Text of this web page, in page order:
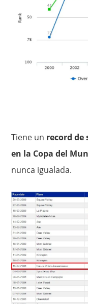
Tiene un record de
en la Copa del
nunca igualada.